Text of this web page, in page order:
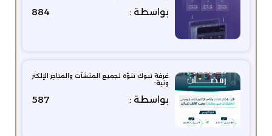
بواسطة : 884
غرفة تبوك تنوّه لجميع المنشآت والمتاجر الإلكتر
ونية:
بواسطة : 587